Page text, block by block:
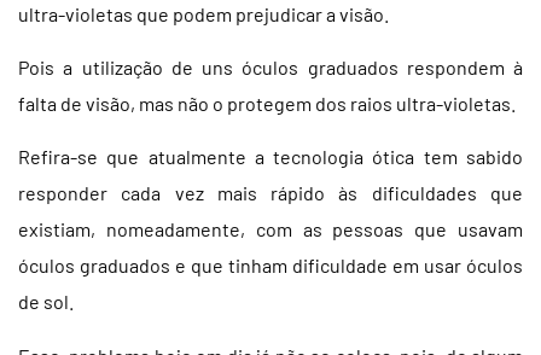
ultra-violetas que podem prejudicar a visão.
Pois a utilização de uns óculos graduados respondem à
falta de visão, mas não o protegem dos raios ultra-violetas.
Refira-se que atualmente a tecnologia ótica tem sabido
responder cada vez mais rápido às dificuldades que
existiam, nomeadamente, com as pessoas que usavam
óculos graduados e que tinham dificuldade em usar óculos
de sol.